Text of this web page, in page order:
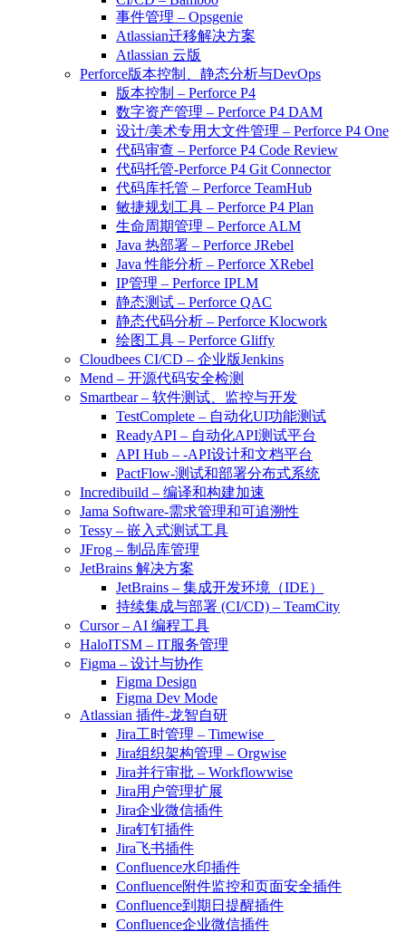
事件管理 – Opsgenie
Atlassian迁移解决方案
Atlassian 云版
Perforce版本控制、静态分析与DevOps
版本控制 – Perforce P4
数字资产管理 – Perforce P4 DAM
设计/美术专用大文件管理 – Perforce P4 One
代码审查 – Perforce P4 Code Review
代码托管-Perforce P4 Git Connector
代码库托管 – Perforce TeamHub
敏捷规划工具 – Perforce P4 Plan
生命周期管理 – Perforce ALM
Java 热部署 – Perforce JRebel
Java 性能分析 – Perforce XRebel
IP管理 – Perforce IPLM
静态测试 – Perforce QAC
静态代码分析 – Perforce Klocwork
绘图工具 – Perforce Gliffy
Cloudbees CI/CD – 企业版Jenkins
Mend – 开源代码安全检测
Smartbear – 软件测试、监控与开发
TestComplete – 自动化UI功能测试
ReadyAPI – 自动化API测试平台
API Hub – -API设计和文档平台
PactFlow-测试和部署分布式系统
Incredibuild – 编译和构建加速
Jama Software-需求管理和可追溯性
Tessy – 嵌入式测试工具
JFrog – 制品库管理
JetBrains 解决方案
JetBrains – 集成开发环境（IDE）
持续集成与部署 (CI/CD) – TeamCity
Cursor – AI 编程工具
HaloITSM – IT服务管理
Figma – 设计与协作
Figma Design
Figma Dev Mode
Atlassian 插件-龙智自研
Jira工时管理 – Timewise
Jira组织架构管理 – Orgwise
Jira并行审批 – Workflowwise
Jira用户管理扩展
Jira企业微信插件
Jira钉钉插件
Jira飞书插件
Confluence水印插件
Confluence附件监控和页面安全插件
Confluence到期日提醒插件
Confluence企业微信插件